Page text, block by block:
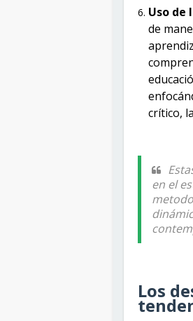
Uso
de
crítico,
en el
Los